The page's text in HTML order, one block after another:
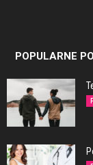
POPULARNE